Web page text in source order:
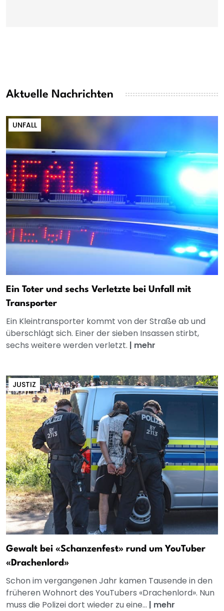
Aktuelle Nachrichten
UNFALL
Ein Toter und sechs Verletzte bei Unfall mit
Transporter
Ein Kleintransporter kommt von der Straße ab und
überschlägt sich. Einer der sieben Insassen stirbt,
sechs weitere werden verletzt. | mehr
JUSTIZ
Gewalt bei «Schanzenfest» rund um YouTuber
«Drachenlord»
Schon im vergangenen Jahr kamen Tausende in den
früheren Wohnort des YouTubers «Drachenlord». Nun
muss die Polizei dort wieder zu eine... | mehr